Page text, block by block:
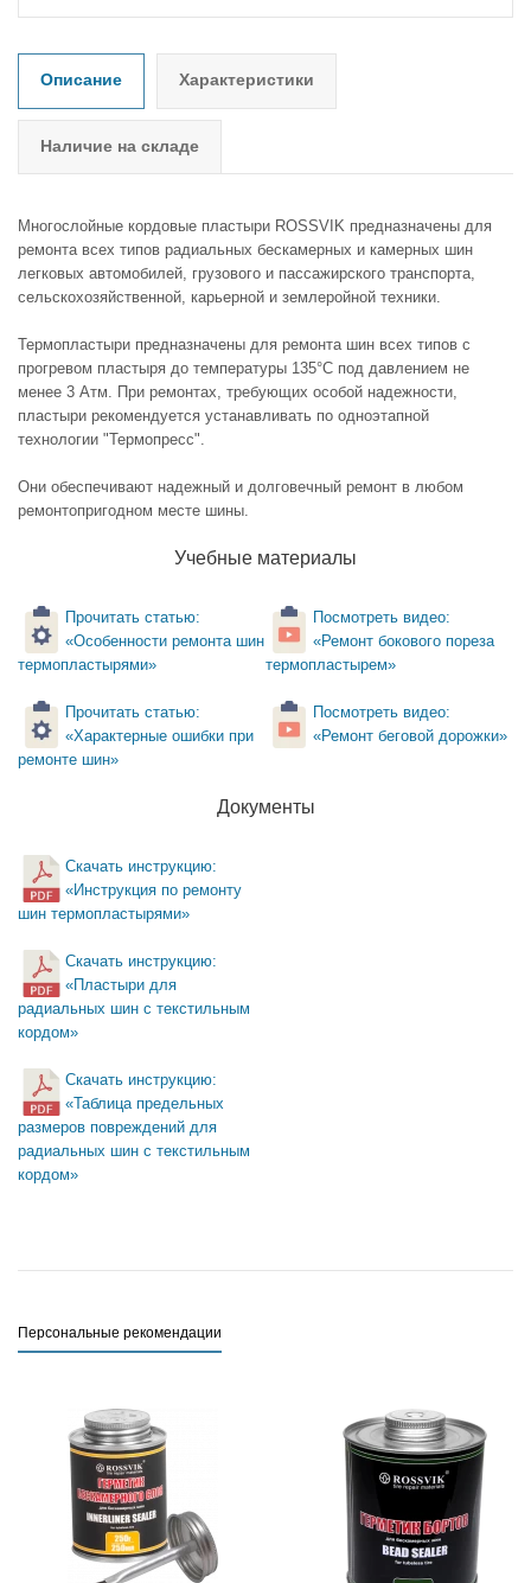
Описание Характеристики
Наличие на складе
Многослойные кордовые пластыри ROSSVIK предназначены для
ремонта всех типов радиальных бескамерных и камерных шин
легковых автомобилей, грузового и пассажирского транспорта,
сельскохозяйственной, карьерной и землеройной техники.
Термопластыри предназначены для ремонта шин всех типов с
прогревом пластыря до температуры 135°С под давлением не
менее 3 Атм. При ремонтах, требующих особой надежности,
пластыри рекомендуется устанавливать по одноэтапной
технологии "Термопресс".
Они обеспечивают надежный и долговечный ремонт в любом
ремонтопригодном месте шины.
Учебные материалы
Прочитать статью:
«Особенности ремонта шин
термопластырями»
Прочитать статью:
«Характерные ошибки при
ремонте шин»
Посмотреть видео:
«Ремонт бокового пореза
термопластырем»
Посмотреть видео:
«Ремонт беговой дорожки»
Документы
Скачать инструкцию:
«Инструкция по ремонту
шин термопластырями»
Скачать инструкцию:
«Пластыри для
радиальных шин с текстильным
кордом»
Скачать инструкцию:
«Таблица предельных
размеров повреждений для
радиальных шин с текстильным
кордом»
Персональные рекомендации